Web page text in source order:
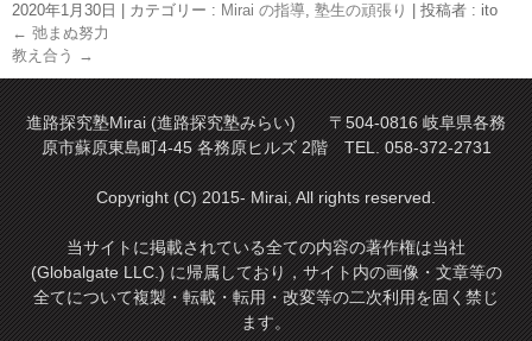
2020年1月30日 カテゴリー : Mirai の指導, 塾生の頑張り
投稿者 : ito
← 弛まぬ努力
教え合う →
進路探究塾Mirai (進路探究塾みらい) 〒504-0816 岐阜県各務
原市蘇原東島町4-45 各務原ヒルズ 2階 TEL. 058-372-2731
Copyright (C) 2015- Mirai, All rights reserved.
当サイトに掲載されている全ての内容の著作権は当社
(Globalgate LLC.) に帰属しており，サイト内の画像・文章等の
全てについて複製・転載・転用・改変等の二次利用を固く禁じ
ます。